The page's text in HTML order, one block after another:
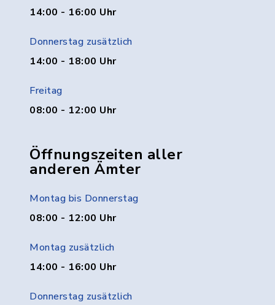
14:00 - 16:00 Uhr
Donnerstag zusätzlich
14:00 - 18:00 Uhr
Freitag
08:00 - 12:00 Uhr
Öffnungszeiten aller
anderen Ämter
Montag bis Donnerstag
08:00 - 12:00 Uhr
Montag zusätzlich
14:00 - 16:00 Uhr
Donnerstag zusätzlich